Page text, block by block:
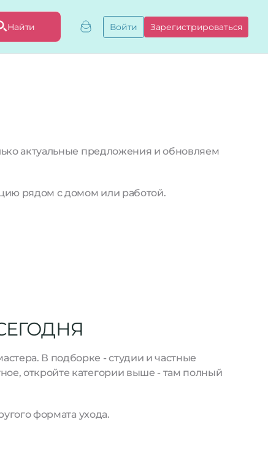
Найти
бизнес
Войти Зарегистрироваться
актуальные предложения и обновляем
рядом с домом или работой.
В подборке - студии и частные
откройте категории выше - там полный
формата ухода.